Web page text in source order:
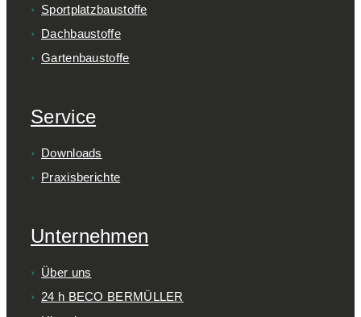
Sportplatzbaustoffe
Dachbaustoffe
Gartenbaustoffe
Service
Downloads
Praxisberichte
Unternehmen
Über uns
24 h BECO BERMÜLLER